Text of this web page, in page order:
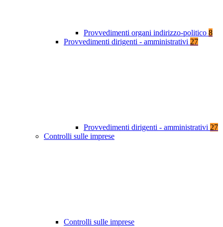
Provvedimenti organi indirizzo-politico 8
Provvedimenti dirigenti - amministrativi 27
Provvedimenti dirigenti - amministrativi 27
Controlli sulle imprese
Controlli sulle imprese